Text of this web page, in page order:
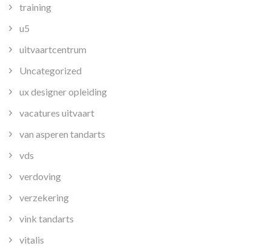
training
u5
uitvaartcentrum
Uncategorized
ux designer opleiding
vacatures uitvaart
van asperen tandarts
vds
verdoving
verzekering
vink tandarts
vitalis